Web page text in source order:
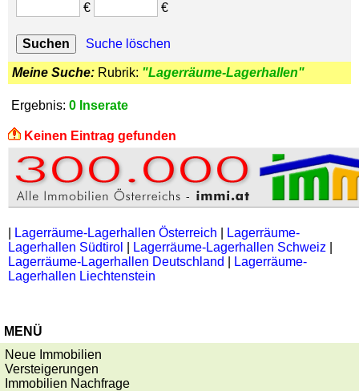
€
€
Suche löschen
Meine Suche: Rubrik: "Lagerräume-Lagerhallen"
Ergebnis: 0 Inserate
Keinen Eintrag gefunden
Lagerräume-Lagerhallen Österreich
Lagerräume-
Lagerhallen Südtirol
Lagerräume-Lagerhallen Schweiz
Lagerräume-Lagerhallen Deutschland
Lagerräume-
Lagerhallen Liechtenstein
MENÜ
Neue Immobilien
Versteigerungen
Immobilien Nachfrage